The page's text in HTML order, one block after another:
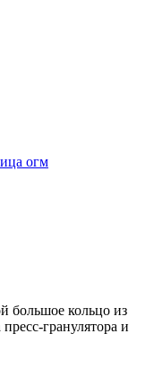
огм
большое кольцо из
гранулятора и